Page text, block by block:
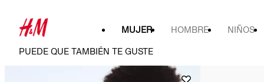
MUJER HOMBRE NIÑOS
PUEDE QUE TAMBIÉN TE GUSTE